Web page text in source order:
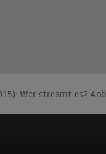
Wer streamt es?